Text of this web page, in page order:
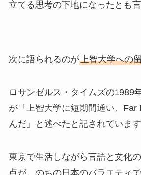
立てる思考の下地になったとも言
次に語られるのが上智大学への
ロサンゼルス・タイムズの1989
が「上智大学に短期間通い、Far
んだ」と述べたと記されています
東京で生活しながら言語と文化
点が、のちの日本のバラエティ